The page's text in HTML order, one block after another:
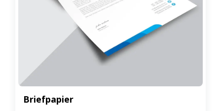
Briefpapier